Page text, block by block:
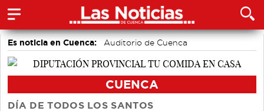
Es noticia en Cuenca: Auditorio de Cuenca
CUENCA
DÍA DE TODOS LOS SANTOS